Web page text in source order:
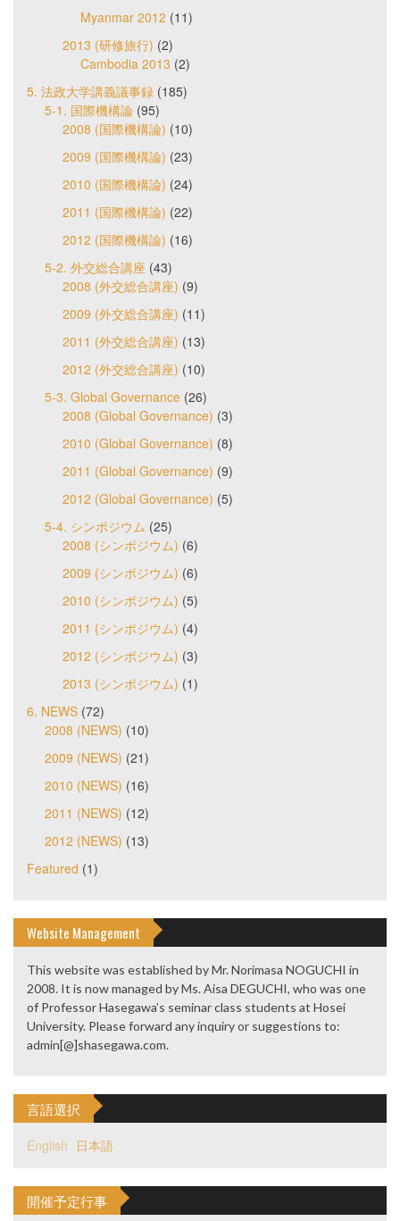
Myanmar 2012 (11)
2013 (研修旅行) (2)
Cambodia 2013 (2)
5. 法政大学講義議事録 (185)
5-1. 国際機構論 (95)
2008 (国際機構論) (10)
2009 (国際機構論) (23)
2010 (国際機構論) (24)
2011 (国際機構論) (22)
2012 (国際機構論) (16)
5-2. 外交総合講座 (43)
2008 (外交総合講座) (9)
2009 (外交総合講座) (11)
2011 (外交総合講座) (13)
2012 (外交総合講座) (10)
5-3. Global Governance (26)
2008 (Global Governance) (3)
2010 (Global Governance) (8)
2011 (Global Governance) (9)
2012 (Global Governance) (5)
5-4. シンポジウム (25)
2008 (シンポジウム) (6)
2009 (シンポジウム) (6)
2010 (シンポジウム) (5)
2011 (シンポジウム) (4)
2012 (シンポジウム) (3)
2013 (シンポジウム) (1)
6. NEWS (72)
2008 (NEWS) (10)
2009 (NEWS) (21)
2010 (NEWS) (16)
2011 (NEWS) (12)
2012 (NEWS) (13)
Featured (1)
Website Management
This website was established by Mr. Norimasa NOGUCHI in
2008. It is now managed by Ms. Aisa DEGUCHI, who was one
of Professor Hasegawa’s seminar class students at Hosei
University. Please forward any inquiry or suggestions to:
admin[@]shasegawa.com.
言語選択
English 日本語
開催予定行事